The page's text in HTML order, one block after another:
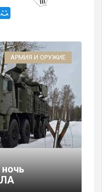
АРМИЯ И ОРУЖИЕ